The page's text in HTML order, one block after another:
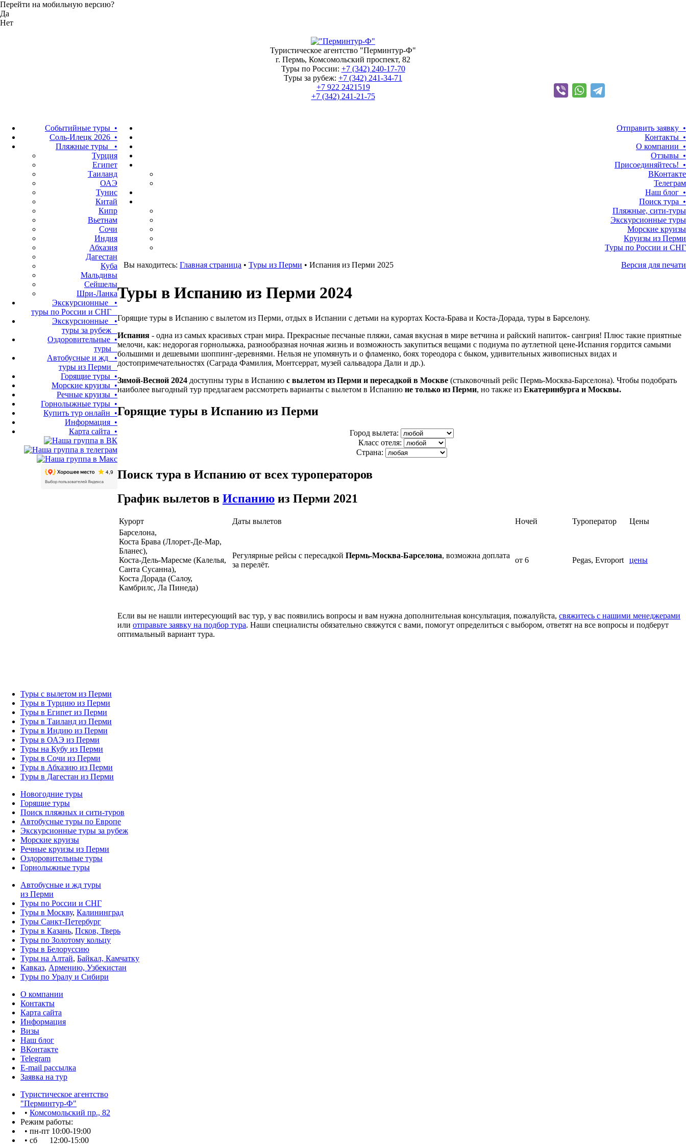
Перейти на мобильную версию?
Да
Нет
Туристическое агентство "Перминтур-Ф"
г. Пермь, Комсомольский проспект, 82
Туры по России: +7 (342) 240-17-70
Туры за рубеж: +7 (342) 241-34-71
+7 922 2421519
+7 (342) 241-21-75
Событийные туры •
Соль-Илецк 2026 •
Пляжные туры •
Турция
Египет
Таиланд
ОАЭ
Тунис
Китай
Кипр
Вьетнам
Сочи
Индия
Абхазия
Дагестан
Куба
Мальдивы
Сейшелы
Шри-Ланка
Экскурсионные •
туры по России и СНГ
Экскурсионные •
туры за рубеж
Оздоровительные •
туры
Автобусные и жд •
туры из Перми
Горящие туры •
Морские круизы •
Речные круизы •
Горнолыжные туры •
Купить тур онлайн •
Информация •
Карта сайта •
Отправить заявку •
Контакты •
О компании •
Отзывы •
Присоединяйтесь! •
ВКонтакте
Телеграм
Наш блог •
Поиск тура •
Пляжные, сити-туры
Экскурсионные туры
Морские круизы
Круизы из Перми
Туры по России и СНГ
Вы находитесь: Главная страница • Туры из Перми • Испания из Перми 2025 Версия для печати
Туры в Испанию из Перми 2024
Горящие туры в Испанию с вылетом из Перми, отдых в Испании с детьми на курортах Коста-Брава и Коста-Дорада, туры в Барселону.
Испания - одна из самых красивых стран мира. Прекрасные песчаные пляжи, самая вкусная в мире ветчина и райский напиток- сангрия! Плюс такие приятные
мелочи, как: недорогая горнолыжка, разнообразная ночная жизнь и возможность закупиться вещами с подиума по аутлетной цене-Испания гордится самыми
большими и дешевыми шоппинг-деревнями. Нельзя не упомянуть и о фламенко, боях тореодора с быком, удивительных живописных видах и
достопримечательностях (Саграда Фамилия, Монтсеррат, музей сальвадора Дали и др.).
Зимой-Весной 2024 доступны туры в Испанию с вылетом из Перми и пересадкой в Москве (стыковочный рейс Пермь-Москва-Барселона). Чтобы подобрать
наиболее выгодный тур предлагаем рассмотреть варианты с вылетом в Испанию не только из Перми, но также из Екатеринбурга и Москвы.
Горящие туры в Испанию из Перми
Город вылета:
Класс отеля:
Страна:
Поиск тура в Испанию от всех туроператоров
График вылетов в Испанию из Перми 2021
Курорт Даты вылетов Ночей Туроператор
Цены
Барселона,
Коста Брава (Ллорет-Де-Мар,
Бланес),
Коста-Дель-Маресме (Калелья,
Санта Сусанна),
Коста Дорада (Салоу,
Камбрилс, Ла Пинеда)
Регулярные рейсы с пересадкой Пермь-Москва-Барселона, возможна доплата
за перелёт.
от 6 Pegas, Evroport цены
Если вы не нашли интересующий вас тур, у вас появились вопросы и вам нужна дополнительная консультация, пожалуйста, свяжитесь с нашими менеджерами
или отправьте заявку на подбор тура. Наши специалисты обязательно свяжутся с вами, помогут определиться с выбором, ответят на все вопросы и подберут
оптимальный вариант тура.
Туры с вылетом из Перми
Туры в Турцию из Перми
Туры в Египет из Перми
Туры в Таиланд из Перми
Туры в Индию из Перми
Туры в ОАЭ из Перми
Туры на Кубу из Перми
Туры в Сочи из Перми
Туры в Абхазию из Перми
Туры в Дагестан из Перми
Новогодние туры
Горящие туры
Поиск пляжных и сити-туров
Автобусные туры по Европе
Экскурсионные туры за рубеж
Морские круизы
Речные круизы из Перми
Оздоровительные туры
Горнолыжные туры
Автобусные и жд туры
из Перми
Туры по России и СНГ
Туры в Москву, Калининград
Туры Санкт-Петербург
Туры в Казань, Псков, Тверь
Туры по Золотому кольцу
Туры в Белоруссию
Туры на Алтай, Байкал, Камчатку
Кавказ, Армению, Узбекистан
Туры по Уралу и Сибири
О компании
Контакты
Карта сайта
Информация
Визы
Наш блог
ВКонтакте
Telegram
E-mail рассылка
Заявка на тур
Туристическое агентство
"Перминтур-Ф"
• Комсомольский пр., 82
Режим работы:
• пн-пт 10:00-19:00
• сб 12:00-15:00